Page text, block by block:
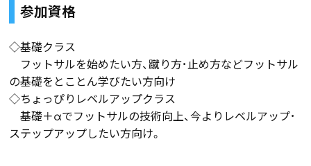
参加資格
◇基礎クラス
フットサルを始めたい方、蹴り方･止め方などフットサル
の基礎をとことん学びたい方向け
◇ちょっぴりレベルアップクラス
基礎＋αでフットサルの技術向上、今よりレベルアップ･
ステップアップしたい方向け。